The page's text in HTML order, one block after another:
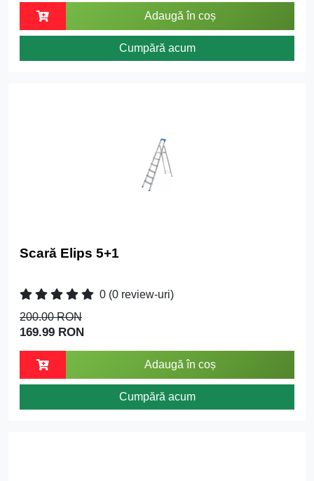
Adaugă în coș
Cumpără acum
Scară Elips 5+1
0 (0 review-uri)
200.00 RON
169.99 RON
Adaugă în coș
Cumpără acum